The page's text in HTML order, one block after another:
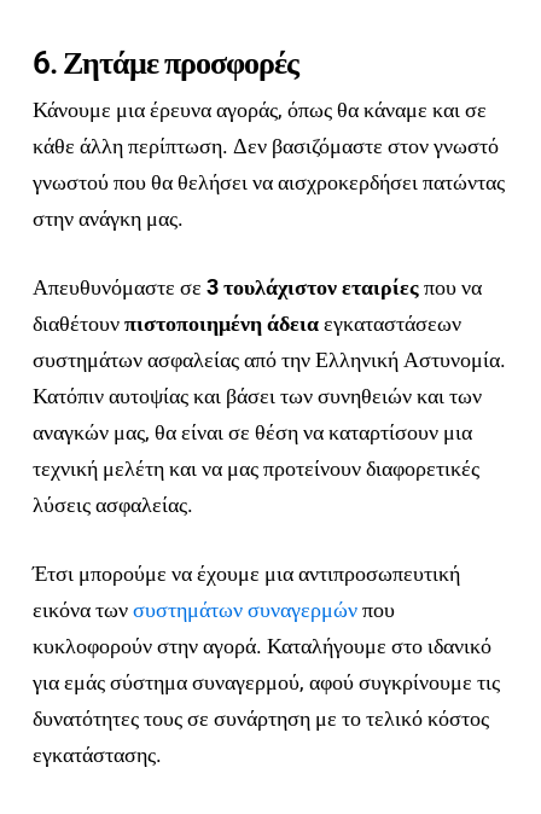
6. Ζητάμε προσφορές
Κάνουμε μια έρευνα αγοράς, όπως θα κάναμε και σε
κάθε άλλη περίπτωση. Δεν βασιζόμαστε στον γνωστό
γνωστού που θα θελήσει να αισχροκερδήσει πατώντας
στην ανάγκη μας.
Απευθυνόμαστε σε 3 τουλάχιστον εταιρίεςπου να
διαθέτουνπιστοποιημένη άδειαεγκαταστάσεων
συστημάτων ασφαλείας από την Ελληνική Αστυνομία.
Κατόπιν αυτοψίας και βάσει των συνηθειών και των
αναγκών μας, θα είναι σε θέση να καταρτίσουν μια
τεχνική μελέτη και να μας προτείνουν διαφορετικές
λύσεις ασφαλείας.
Έτσι μπορούμε να έχουμε μια αντιπροσωπευτική
εικόνα τωνσυστημάτων συναγερμώνπου
κυκλοφορούν στην αγορά. Καταλήγουμε στο ιδανικό
για εμάς σύστημα συναγερμού, αφού συγκρίνουμε τις
δυνατότητες τους σε συνάρτηση με το τελικό κόστος
εγκατάστασης.